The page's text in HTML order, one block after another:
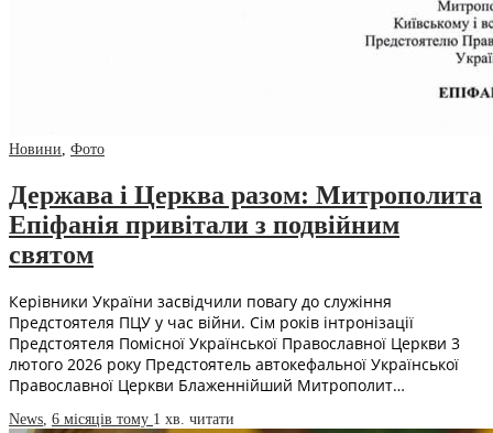
Новини Фото
Держава і Церква разом: Митрополита
Епіфанія привітали з подвійним
святом
Керівники України засвідчили повагу до служіння
Предстоятеля ПЦУ у час війни. Сім років інтронізації
Предстоятеля Помісної Української Православної Церкви 3
лютого 2026 року Предстоятель автокефальної Української
Православної Церкви Блаженнійший Митрополит…
News, 6 місяців тому 1 хв. читати